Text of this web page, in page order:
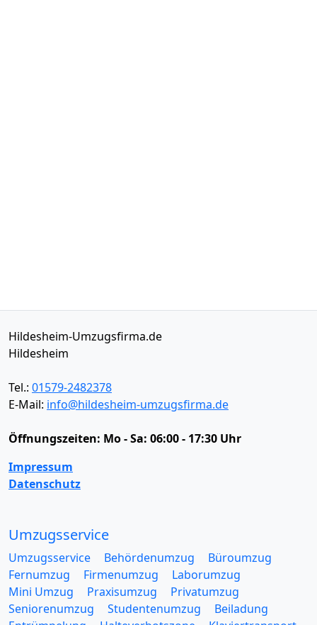
Hildesheim-Umzugsfirma.de
Hildesheim
Tel.: 01579-2482378
E-Mail: info@hildesheim-umzugsfirma.de
Öffnungszeiten: Mo - Sa: 06:00 - 17:30 Uhr
Impressum
Datenschutz
Umzugsservice
Umzugsservice Behördenumzug
Büroumzug
Fernumzug
Firmenumzug
Laborumzug
Mini Umzug
Praxisumzug
Privatumzug
Seniorenumzug
Studentenumzug
Beiladung